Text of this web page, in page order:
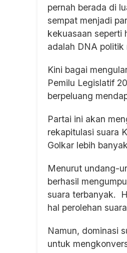
pernah berada di
sempat menjadi
kekuasaan seperti
adalah DNA politik
Kini bagai
Pemilu Legislatif
berpeluang
Partai ini akan
rekapitulasi suara
Golkar lebih
Menurut undang-
berhasil
suara terbanyak.
hal perolehan
Namun, dominasi
untuk